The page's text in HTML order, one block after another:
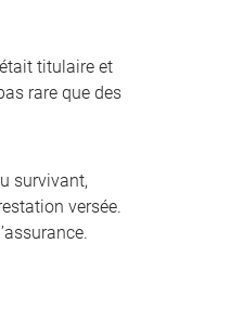
titulaire et
rare que des
survivant,
versée.